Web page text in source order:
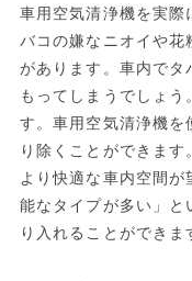
車用空気清浄機を実際
バコの嫌なニオイや花
があります。車内でタ
もってしまうでしょ
す。車用空気清浄機を
り除くことができます
より快適な車内空間
能なタイプが多い」と
り入れることができま